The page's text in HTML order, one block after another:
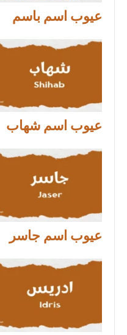
عيوب اسم باسم
عيوب اسم شهاب
عيوب اسم جاسر